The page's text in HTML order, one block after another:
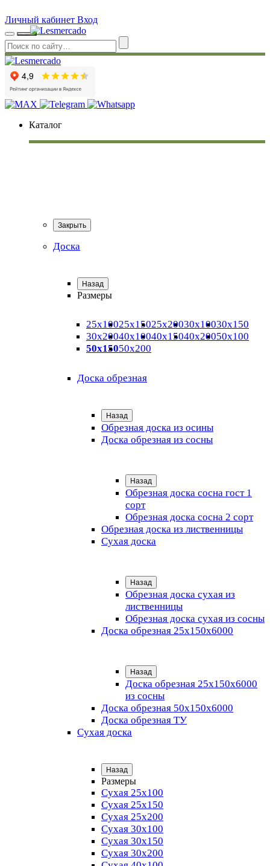
Личный кабинет Вход
Каталог
Закрыть
Доска
Назад
Размеры
25х10025х15025х20030х10030х150
30х20040х10040х15040х20050х100
50х15050х200
Доска обрезная
Назад
Обрезная доска из осины
Доска обрезная из сосны
Назад
Обрезная доска сосна гост 1
сорт
Обрезная доска сосна 2 сорт
Обрезная доска из лиственницы
Сухая доска
Назад
Обрезная доска сухая из
лиственницы
Обрезная доска сухая из сосны
Доска обрезная 25х150х6000
Назад
Доска обрезная 25x150x6000
из сосны
Доска обрезная 50х150х6000
Доска обрезная ТУ
Сухая доска
Назад
Размеры
Сухая 25х100
Сухая 25х150
Сухая 25х200
Сухая 30х100
Сухая 30х150
Сухая 30х200